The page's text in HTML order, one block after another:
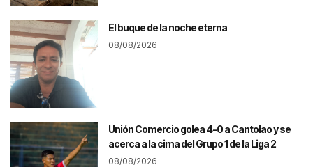
El buque de la noche eterna
08/08/2026
Unión Comercio golea 4-0 a Cantolao y se
acerca a la cima del Grupo 1 de la Liga 2
08/08/2026